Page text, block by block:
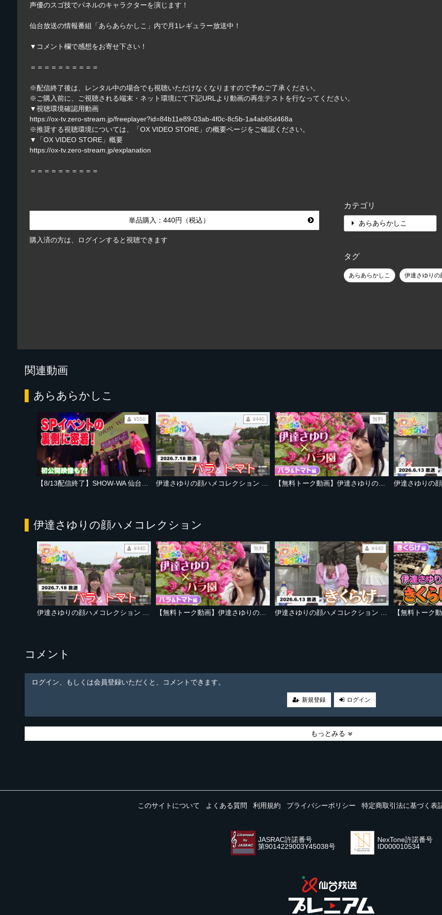
声優のスゴ技でパネルのキャラクターを演じます！
仙台放送の情報番組「あらあらかしこ」内で月1レギュラー放送中！
▼コメント欄で感想をお寄せ下さい！
＝＝＝＝＝＝＝＝＝＝
※配信終了後は、レンタル中の場合でも視聴いただけなくなりますので予めご了承ください。
※ご購入前に、ご視聴される端末・ネット環境にて下記URLより動画の再生テストを行なってください。
▼視聴環境確認用動画
https://ox-tv.zero-stream.jp/freeplayer?id=84b11e89-03ab-4f0c-8c5b-1a4ab65d468a
※推奨する視聴環境については、「OX VIDEO STORE」の概要ページをご確認ください。
▼「OX VIDEO STORE」概要
https://ox-tv.zero-stream.jp/explanation
＝＝＝＝＝＝＝＝＝＝
単品購入：440円（税込）
購入済の方は、ログインすると視聴できます
カテゴリ
あらあらかしこ
タグ
あらあらかしこ 伊達さゆりの
関連動画
あらあらかしこ
23:12
¥550
09:03
¥440 無料
伊達さゆりの顔ハメコレクション
09:03
¥440 無料
11:06
¥440
コメント
ログイン、もしくは会員登録いただくと、コメントできます。
新規登録 ログイン
もっとみる
このサイトについて よくある質問 利用規約 プライバシーポリシー 特定商取引法に基づく表
JASRAC許諾番号
第9014229003Y45038号
NexTone許諾番号
ID000010534